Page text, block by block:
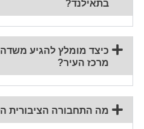
בתאילנד?
כיצד מומלץ להגיע
מרכז העיר?
מה התחבורה הציבורית